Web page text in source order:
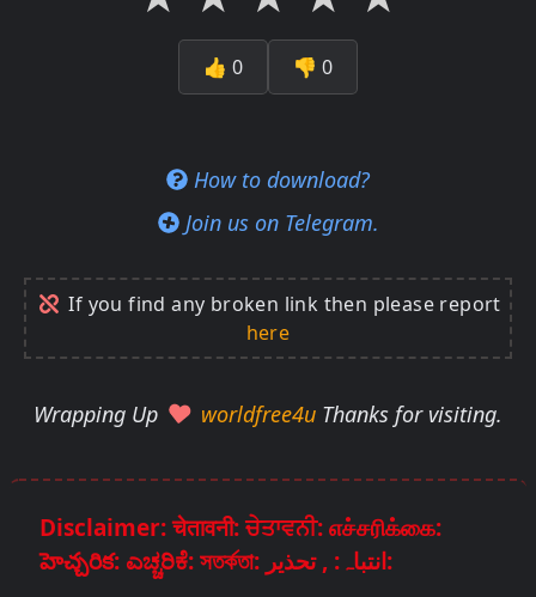
👍 0 👎 0
How to download?
Join us on Telegram.
If you find any broken link then please report
here
Wrapping Up worldfree4u Thanks for visiting.
Disclaimer: चेतावनी: ਚੇਤਾਵਨੀ: எச்சரிக்கை:
హెచ్చరిక: ಎಚ್ಚರಿಕೆ: সতর্কতা: انتباہ: , تحذير: